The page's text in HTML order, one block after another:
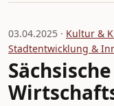
03.04.2025 · Kultur &
Stadtentwicklung &